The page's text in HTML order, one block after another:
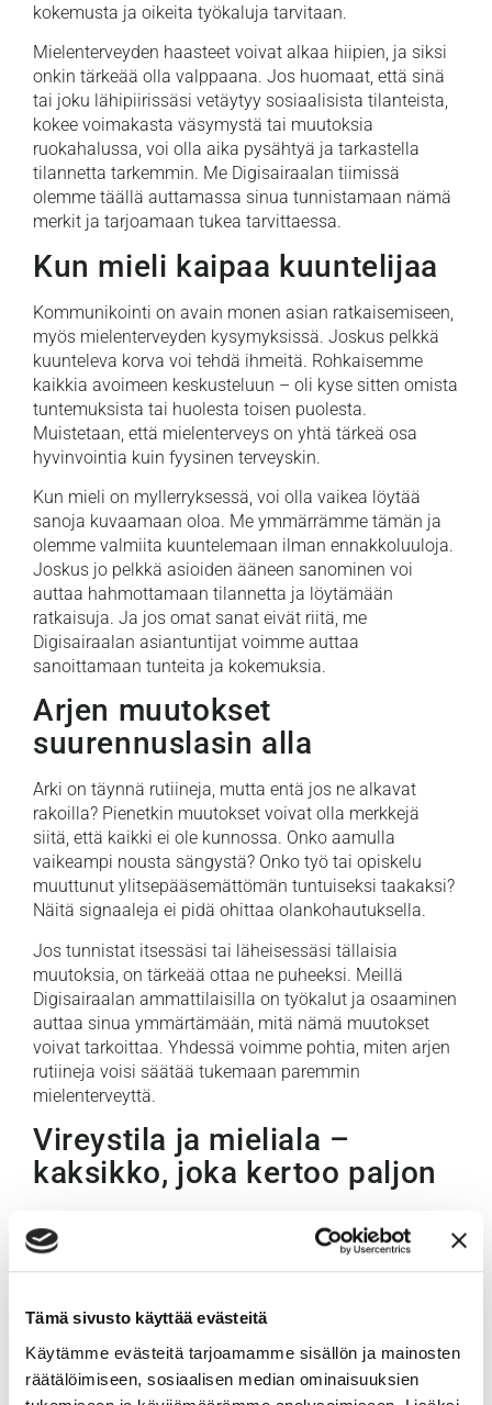
Tämä sivusto käyttää evästeitä
Käytämme evästeitä tarjoamamme sisällön ja mainosten
räätälöimiseen, sosiaalisen median ominaisuuksien
kokemusta ja oikeita työkaluja tarvitaan.
Mielenterveyden haasteet voivat alkaa hiipien, ja siksi
onkin tärkeää olla valppaana. Jos huomaat, että sinä
tai joku lähipiirissäsi vetäytyy sosiaalisista tilanteista,
kokee voimakasta väsymystä tai muutoksia
ruokahalussa, voi olla aika pysähtyä ja tarkastella
tilannetta tarkemmin. Me Digisairaalan tiimissä
olemme täällä auttamassa sinua tunnistamaan nämä
merkit ja tarjoamaan tukea tarvittaessa.
Kun mieli kaipaa kuuntelijaa
Kommunikointi on avain monen asian ratkaisemiseen,
myös mielenterveyden kysymyksissä. Joskus pelkkä
kuunteleva korva voi tehdä ihmeitä. Rohkaisemme
kaikkia avoimeen keskusteluun – oli kyse sitten omista
tuntemuksista tai huolesta toisen puolesta.
Muistetaan, että mielenterveys on yhtä tärkeä osa
hyvinvointia kuin fyysinen terveyskin.
Kun mieli on myllerryksessä, voi olla vaikea löytää
sanoja kuvaamaan oloa. Me ymmärrämme tämän ja
olemme valmiita kuuntelemaan ilman ennakkoluuloja.
Joskus jo pelkkä asioiden ääneen sanominen voi
auttaa hahmottamaan tilannetta ja löytämään
ratkaisuja. Ja jos omat sanat eivät riitä, me
Digisairaalan asiantuntijat voimme auttaa
sanoittamaan tunteita ja kokemuksia.
Arjen muutokset
suurennuslasin alla
Arki on täynnä rutiineja, mutta entä jos ne alkavat
rakoilla? Pienetkin muutokset voivat olla merkkejä
siitä, että kaikki ei ole kunnossa. Onko aamulla
vaikeampi nousta sängystä? Onko työ tai opiskelu
muuttunut ylitsepääsemättömän tuntuiseksi taakaksi?
Näitä signaaleja ei pidä ohittaa olankohautuksella.
Jos tunnistat itsessäsi tai läheisessäsi tällaisia
muutoksia, on tärkeää ottaa ne puheeksi. Meillä
Digisairaalan ammattilaisilla on työkalut ja osaaminen
auttaa sinua ymmärtämään, mitä nämä muutokset
voivat tarkoittaa. Yhdessä voimme pohtia, miten arjen
rutiineja voisi säätää tukemaan paremmin
mielenterveyttä.
Vireystila ja mieliala –
kaksikko, joka kertoo paljon
vaikuttavat toisiinsa. Jos huomaat, että energiataso
heittelee tai mieliala on jatkuvasti matala, voi olla aika
mittareita, jotka kertovat paljon mielenterveyden
Ei ole häpeä myöntää, että tarvitsee apua. Me